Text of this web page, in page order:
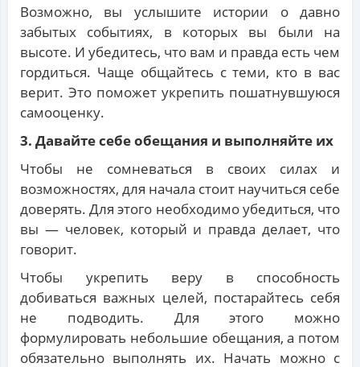
Возможно, вы услышите истории о давно
забытых событиях, в которых вы были на
высоте. И убедитесь, что вам и правда есть чем
гордиться. Чаще общайтесь с теми, кто в вас
верит. Это поможет укрепить пошатнувшуюся
самооценку.
3. Давайте себе обещания и выполняйте их
Чтобы не сомневаться в своих силах и
возможностях, для начала стоит научиться себе
доверять. Для этого необходимо убедиться, что
вы — человек, который и правда делает, что
говорит.
Чтобы укрепить веру в способность
добиваться важных целей, постарайтесь себя
не подводить. Для этого можно
формулировать небольшие обещания, а потом
обязательно выполнять их. Начать можно с